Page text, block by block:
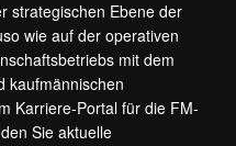
strategischen Ebene der
wie auf der operativen
mit dem
kaufmännischen
Karriere-Portal für die FM-
Sie aktuelle